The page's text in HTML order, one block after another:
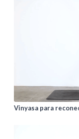
Vinyasa para